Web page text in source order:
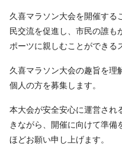
久喜マラソン大会を開催する
民交流を促進し、市民の誰も
ポーツに親しむことができる
久喜マラソン大会の趣旨を理
個人の方を募集します。
本大会が安全安心に運営され
きながら、開催に向けて準備
ほどお願い申し上げます。